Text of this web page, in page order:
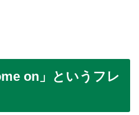
on」というフレ